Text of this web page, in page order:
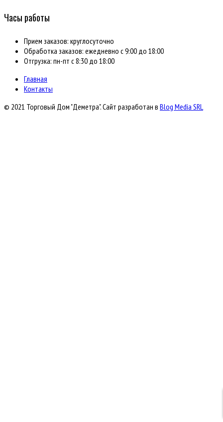
Часы работы
Прием заказов: круглосуточно
Обработка заказов: ежедневно с 9:00 до 18:00
Отгрузка: пн-пт с 8:30 до 18:00
Главная
Контакты
© 2021 Торговый Дом "Деметра". Сайт разработан в Blog Media SRL